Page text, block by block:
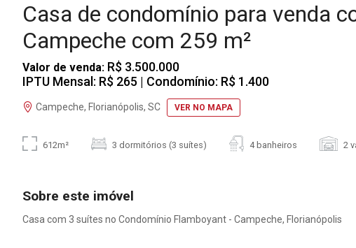
Casa de condomínio para venda
Campeche com 259 m²
Valor de venda: R$ 3.500.000
IPTU Mensal: R$ 265 | Condomínio: R$ 1.400
Campeche, Florianópolis, SC VER NO MAPA
612m² 3 dormitórios (3 suítes) 4 banheiros 2
Sobre este imóvel
Casa com 3 suítes no Condomínio Flamboyant - Campeche, Florianópolis